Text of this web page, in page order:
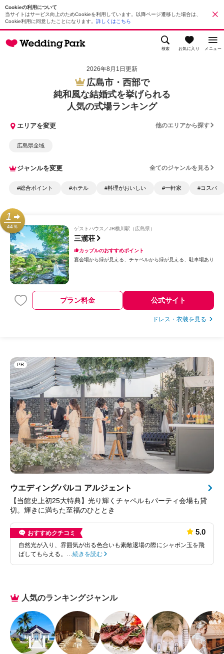
Cookieの利用について
当サイトはサービス向上のためCookieを利用しています。以降ページ遷移した場合は、
Cookie利用に同意したことになります。 詳しくはこちら
検索 お気に入り メニュー
2026年8月1日更新
広島市・西部で
純和風な結婚式を挙げられる
人気の式場ランキング
エリアを変更 他のエリアから探す
広島県全域
ジャンルを変更 全てのジャンルを見る
#総合ポイント #ホテル #料理がおいしい #一軒家 #コスパ
1
44％ ゲストハウス JR横川駅（広島県）
三瀧荘
カップルのおすすめポイント
宴会場から緑が見える
チャペルから緑が見える 駐車場あり
プラン料金 公式サイト
ドレス・衣装を見る
PR
ウエディングパルコ アルジェント
【当館史上初25大特典】光り輝くチャペルもパーティ会場も貸
切。輝きに満ちた至福のひととき
おすすめクチコミ 5.0
自然光が入り、雰囲気が出る色合いも素敵退場の際にシャボン玉を飛
ばしてもらえる。… 続きを読む
人気のランキングジャンル